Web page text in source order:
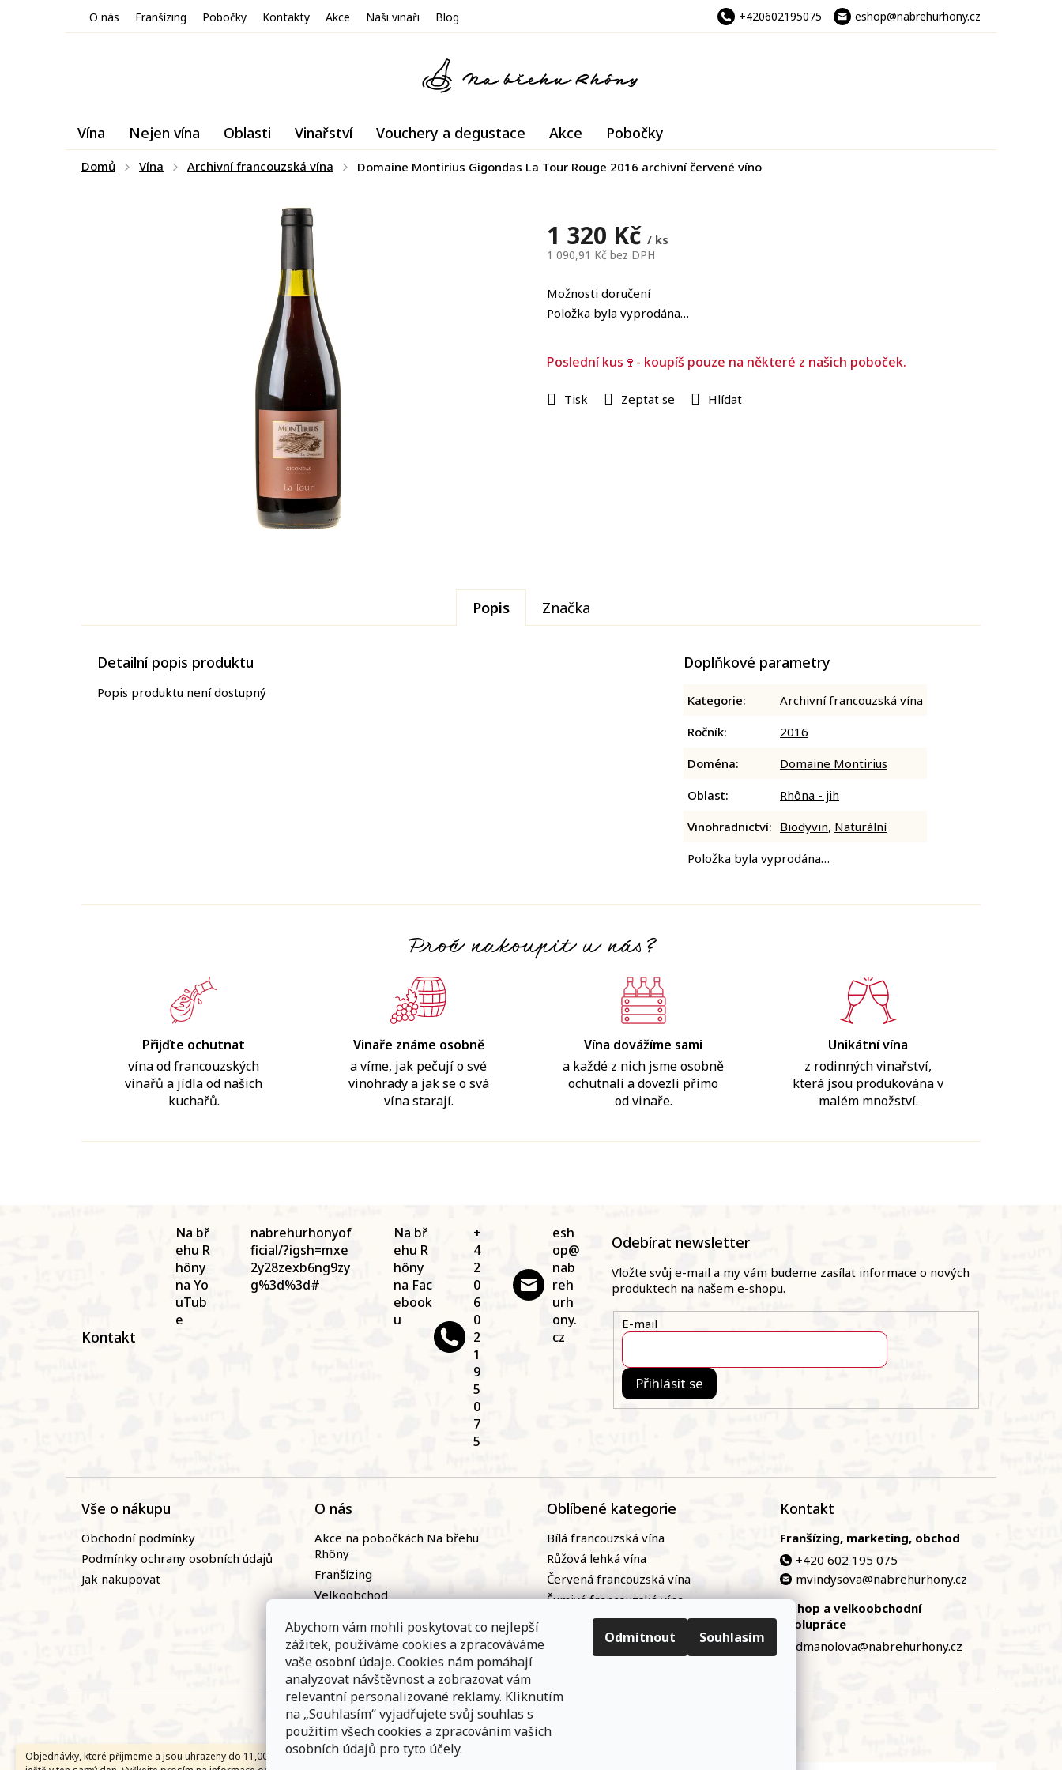
Abychom vám mohli poskytovat co nejlepší
zážitek, používáme cookies a zpracováváme
vaše osobní údaje. Cookies nám pomáhají
analyzovat návštěvnost a zobrazovat vám
relevantní personalizované reklamy. Kliknutím
na „Souhlasím“ vyjadřujete svůj souhlas s
použitím všech cookies a zpracováním vašich
osobních údajů pro tyto účely.
Odmítnout Souhlasím
Objednávky, které přijmeme a jsou uhrazeny do 11,00 hodin expedujeme
+420602195075 eshop@nabrehurhony.cz
O nás Franšízing Pobočky Kontakty Akce Naši vinaři Blog
Vína Nejen vína Oblasti Vinařství Vouchery a degustace Akce Pobočky
Domů Vína Archivní francouzská vína Domaine Montirius Gigondas La Tour Rouge 2016 archivní červené víno
1 320 Kč / ks
1 090,91 Kč bez DPH
cena:
Poslední kus🍷- koupíš pouze na některé z našich poboček.
Možnosti doručení
Položka byla vyprodána…
Tisk Zeptat se Hlídat
Proč nakoupit u nás?
Přijďte ochutnat
vína od francouzských
vinařů a jídla od našich
kuchařů.
Vinaře známe osobně
a víme, jak pečují o své
vinohrady a jak se o svá
vína starají.
Vína dovážíme sami
a každé z nich jsme osobně
ochutnali a dovezli přímo
od vinaře.
Unikátní vína
z rodinných vinařství,
která jsou produkována v
malém množství.
Popis Značka
Detailní popis produktu
Popis produktu není dostupný
Doplňkové parametry
Kategorie:
Archivní francouzská vína
Ročník:
2016
Doména:
Domaine Montirius
Oblast:
Rhôna - jih
Vinohradnictví: Biodyvin, Naturální
Položka byla vyprodána…
Kontakt
esh
op@
nab
reh
urh
ony.
cz
+
4
2
0
6
0
2
1
9
5
0
7
5
Na bř
ehu R
hôny
na Fac
ebook
u
nabrehurhonyof
ficial/?igsh=mxe
2y28zexb6ng9zy
g%3d%3d#
Na bř
ehu R
hôny
na Yo
uTub
e
Odebírat newsletter
Vložte svůj e-mail a my vám budeme zasílat informace o nových
produktech na našem e-shopu.
E-mail
Přihlásit se
Vše o nákupu
Obchodní podmínky
Podmínky ochrany osobních údajů
Jak nakupovat
O nás
Akce na pobočkách Na břehu
Rhôny
Franšízing
Velkoobchod
Novinky
Zaměstnání
Oblíbené kategorie
Bílá francouzská vína
Růžová lehká vína
Červená francouzská vína
Šumivá francouzská vína
Naturální / přírodní francouzská
Bag-in-box
Kontakt
Franšízing, marketing, obchod
+420 602 195 075
mvindysova@nabrehurhony.cz
E-shop a velkoobchodní
spolupráce
dmanolova@nabrehurhony.cz